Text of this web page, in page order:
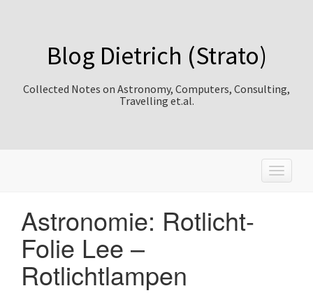
Blog Dietrich (Strato)
Collected Notes on Astronomy, Computers, Consulting,
Travelling et.al.
T
o
Astronomie: Rotlicht-
Folie Lee –
Rotlichtlampen